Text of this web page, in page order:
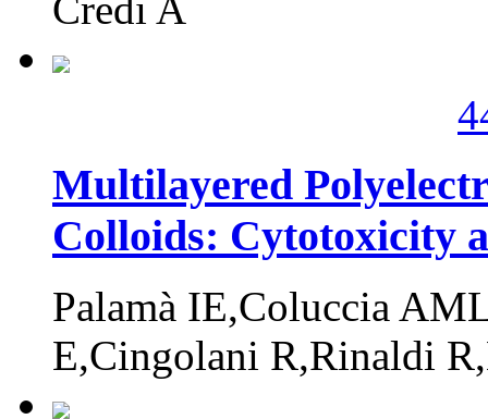
Multilayered
Colloids: Cytotoxicity
Palamà IE,Coluccia
E,Cingolani R,Rinaldi